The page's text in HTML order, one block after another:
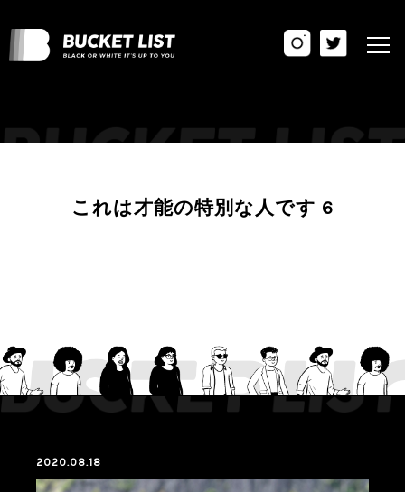
これは才能の特別な人です 6
2020.08.18